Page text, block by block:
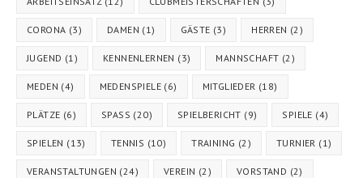
CORONA (3) DAMEN (1) GÄSTE (3) HERREN (2)
JUGEND (1) KENNENLERNEN (3) MANNSCHAFT (2)
MEDEN (4) MEDENSPIELE (6) MITGLIEDER (18)
PLÄTZE (6) SPASS (20) SPIELBERICHT (9) SPIELE (4)
SPIELEN (13) TENNIS (10) TRAINING (2) TURNIER (1)
VERANSTALTUNGEN (24) VEREIN (2) VORSTAND (2)